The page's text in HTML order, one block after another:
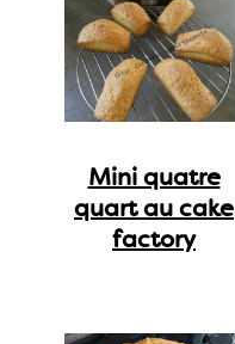
Mini quatre
quart au cake
factory